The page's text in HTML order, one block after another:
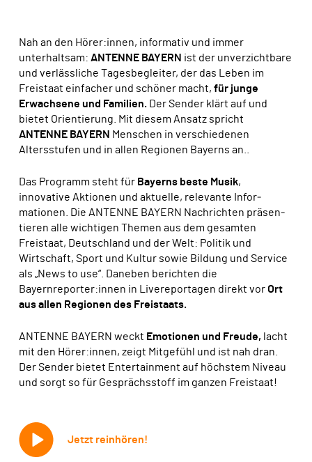
Nah an den Hörer:innen, informativ und immer
unterhaltsam: ANTENNE BAYERN ist der unverzichtbare
und verlässli­che Tagesbegleiter, der das Leben im
Freistaat einfacher und schöner macht, für junge
Erwachsene und Familien. Der Sender klärt auf und
bietet Orientierung. Mit diesem Ansatz spricht
ANTENNE BAYERN Menschen in ver­schiedenen
Altersstufen und in allen Regionen Bayerns an..
Das Pro­gramm steht für Bayerns beste Musik,
innovative Aktionen und aktuelle, relevante Infor­
mationen. Die ANTENNE BAYERN Nachrichten präsen­
tieren alle wichtigen Themen aus dem gesamten
Freistaat, Deutschland und der Welt: Politik und
Wirtschaft, Sport und Kultur sowie Bildung und Service
als „News to use“. Daneben berichten die
Bayernreporter:innen in Livereportagen direkt vorOrt
aus allen Regionen des Freistaats.
ANTENNE BAYERN weckt Emotionen und Freude, lacht
mit den Hörer:innen, zeigt Mitgefühl und ist nah dran.
Der Sender bietet Entertainment auf höchstem Niveau
und sorgt so für Gesprächsstoff im ganzen Freistaat!
Jetzt reinhören!